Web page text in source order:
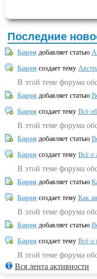
Последние
Барон добавляет статью
Барон создает тему
В этой теме форума
Барон добавляет статью
Барон создает тему Всё
В этой теме форума
Барон добавляет статью
Барон создает тему Всё о
В этой теме форума
Барон добавляет статью
Барон создает тему Как
В этой теме форума
Барон добавляет статью
Барон создает тему Всё о
В этой теме форума
Вся лента активности